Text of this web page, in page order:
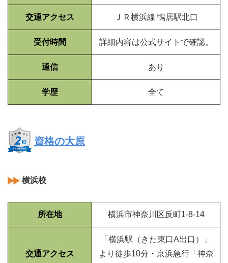
交通アクセス ＪＲ横浜線 鴨居駅北口
受付時間 詳細内容は公式サイトで確認。
通信 あり
学歴 全て
資格の大原
横浜校
所在地 横浜市神奈川区反町1-8-14
交通アクセス
「横浜駅（きた東口A出口）」
より徒歩10分・京浜急行「神奈